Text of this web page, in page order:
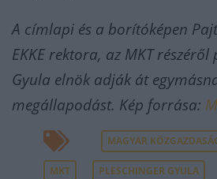
A címlapi és a borítóképen
EKKE rektora, az MKT
Gyula elnök adják át
megállapodást. Kép forrása:
MAGYAR
MKT PLESCHINGER GYULA